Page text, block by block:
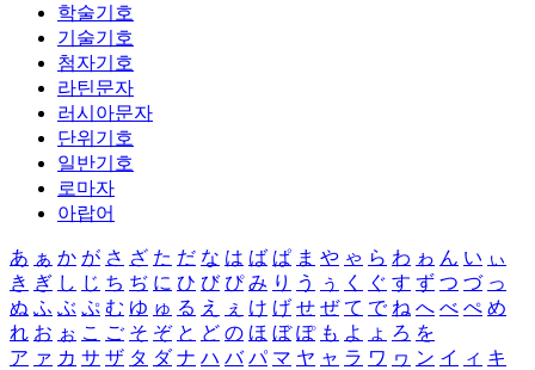
학술기호
기술기호
첨자기호
라틴문자
러시아문자
단위기호
일반기호
로마자
아랍어
あ ぁ か が さ ざ た だ な は ば ぱ ま や ゃ ら わ ゎ ん い ぃ
き ぎ し じ ち ぢ に ひ び ぴ み り う ぅ く ぐ す ず つ づ っ
ぬ ふ ぶ ぷ む ゆ ゅ る え ぇ け げ せ ぜ て で ね へ べ ぺ め
れ お ぉ こ ご そ ぞ と ど の ほ ぼ ぽ も よ ょ ろ を
ア ァ カ サ ザ タ ダ ナ ハ バ パ マ ヤ ャ ラ ワ ヮ ン イ ィ キ